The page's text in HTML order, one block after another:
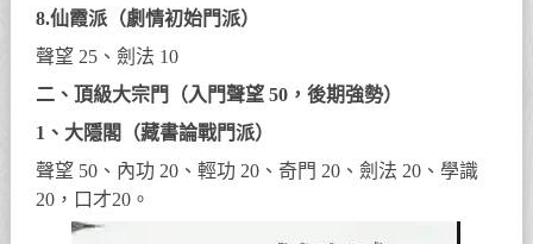
8.仙霞派（劇情初始門派）
聲望 25、劍法 10
二、頂級大宗門（入門聲望 50，後期強勢）
1、大隱閣（藏書論戰門派）
聲望 50、內功 20、輕功 20、奇門 20、劍法 20、學識
20，口才20。